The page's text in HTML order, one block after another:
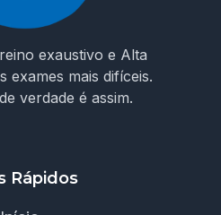
exaustivo e Alta
exames mais difíceis.
verdade é assim.
Rápidos